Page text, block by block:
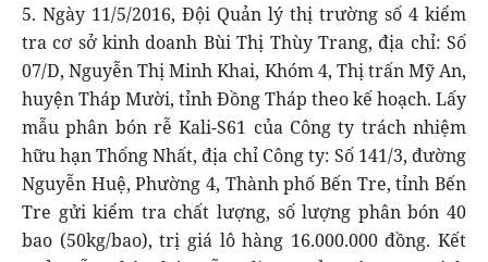
5. Ngày 11/5/2016, Đội Quản lý thị trường số 4 kiểm
tra cơ sở kinh doanh Bùi Thị Thùy Trang, địa chỉ: Số
07/D, Nguyễn Thị Minh Khai, Khóm 4, Thị trấn Mỹ An,
huyện Tháp Mười, tỉnh Đồng Tháp theo kế hoạch. Lấy
mẫu phân bón rễ Kali-S61 của Công ty trách nhiệm
hữu hạn Thống Nhất, địa chỉ Công ty: Số 141/3, đường
Nguyễn Huệ, Phường 4, Thành phố Bến Tre, tỉnh Bến
Tre gửi kiểm tra chất lượng, số lượng phân bón 40
bao (50kg/bao), trị giá lô hàng 16.000.000 đồng. Kết